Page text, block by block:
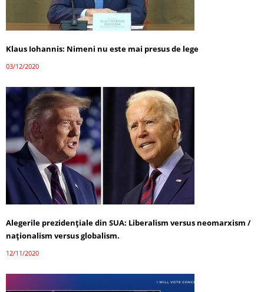
Klaus Iohannis: Nimeni nu este mai presus de lege
03/12/2020
Alegerile prezidențiale din SUA: Liberalism versus neomarxism /
naționalism versus globalism.
12/11/2020